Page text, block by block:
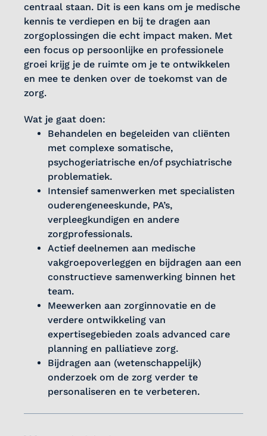
centraal staan. Dit is een kans om je medische
kennis te verdiepen en bij te dragen aan
zorgoplossingen die echt impact maken. Met
een focus op persoonlijke en professionele
groei krijg je de ruimte om je te ontwikkelen
en mee te denken over de toekomst van de
zorg.
Wat je gaat doen:
Behandelen en begeleiden van cliënten
met complexe somatische,
psychogeriatrische en/of psychiatrische
problematiek.
Intensief samenwerken met specialisten
ouderengeneeskunde, PA’s,
verpleegkundigen en andere
zorgprofessionals.
Actief deelnemen aan medische
vakgroepoverleggen en bijdragen aan een
constructieve samenwerking binnen het
team.
Meewerken aan zorginnovatie en de
verdere ontwikkeling van
expertisegebieden zoals advanced care
planning en palliatieve zorg.
Bijdragen aan (wetenschappelijk)
onderzoek om de zorg verder te
personaliseren en te verbeteren.